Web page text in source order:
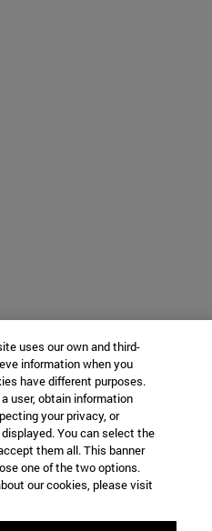
uses our own and third-
information when you
have different purposes.
user, obtain information
your privacy, or
You can select the
them all. This banner
one of the two options.
our cookies, please visit